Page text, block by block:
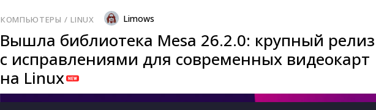
КОМПЬЮТЕРЫ / LINUX Limows
Вышла библиотека Mesa 26.2.0: крупный релиз
с исправлениями для современных видеокарт
на Linux